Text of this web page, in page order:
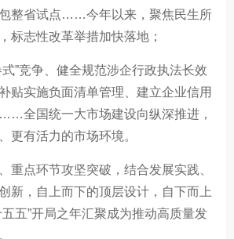
整省试点……今年以来，聚焦民生所
标志性改革举措加快落地；
竞争、健全规范涉企行政执法长效
贴实施负面清单管理、建立企业信用
全国统一大市场建设向纵深推进，
更有活力的市场环境。
点环节攻坚突破，结合发展实践、
新，自上而下的顶层设计，自下而上
五”开局之年汇聚成为推动高质量发